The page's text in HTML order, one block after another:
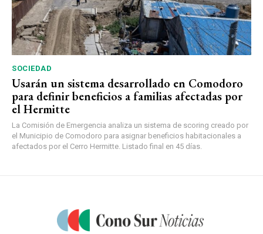
SOCIEDAD
Usarán un sistema desarrollado en Comodoro
para definir beneficios a familias afectadas por
el Hermitte
La Comisión de Emergencia analiza un sistema de scoring creado por
el Municipio de Comodoro para asignar beneficios habitacionales a
afectados por el Cerro Hermitte. Listado final en 45 días.